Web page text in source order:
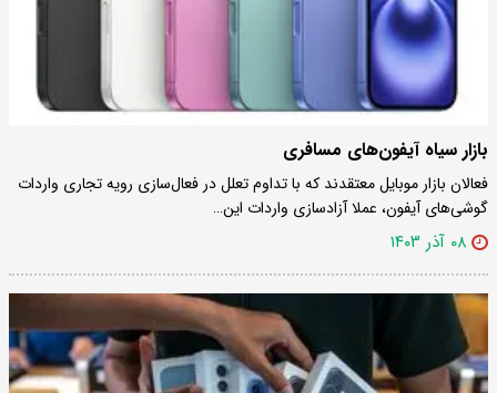
بازار سیاه آیفون‌های مسافری
فعالان بازار موبایل معتقدند که با تداوم تعلل در فعال‌سازی رویه تجاری واردات
گوشی‌های آیفون، عملا آزادسازی واردات این…
۰۸ آذر ۱۴۰۳